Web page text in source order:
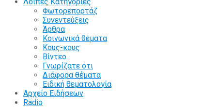
Φωτορεπορτάζ
Συνεντεύξεις
Άρθρα
Κοινωνικά θέματα
Κους-κους
Βίντεο
Γνωρίζατε ότι
Διάφορα θέματα
Ειδική θεματολογία
Αρχείο Ειδήσεων
Radio